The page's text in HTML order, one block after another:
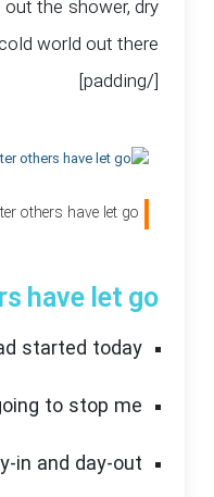
the shower, dry
world out there.
[/padding]
others have let go.
have let go!
started today.
to stop me.
in and day-out.